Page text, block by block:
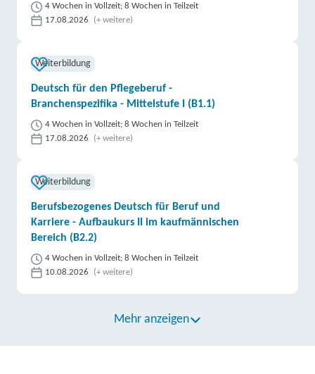
4 Wochen in Vollzeit; 8 Wochen in Teilzeit
17.08.2026
(+ weitere)
Weiterbildung
Deutsch für den Pflegeberuf -
Branchenspezifika - Mittelstufe I (B1.1)
4 Wochen in Vollzeit; 8 Wochen in Teilzeit
17.08.2026
(+ weitere)
Weiterbildung
Berufsbezogenes Deutsch für Beruf und
Karriere - Aufbaukurs II im kaufmännischen
Bereich (B2.2)
4 Wochen in Vollzeit; 8 Wochen in Teilzeit
10.08.2026
(+ weitere)
Mehr anzeigen